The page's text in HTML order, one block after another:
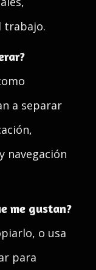
trabajo.
a separar
navegación
me gustan?
o usa
para